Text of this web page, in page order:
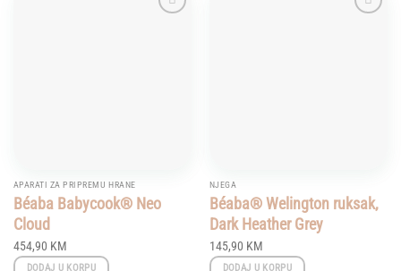
APARATI ZA PRIPREMU HRANE
Béaba Babycook® Neo
Cloud
454,90 KM
DODAJ U KORPU
NJEGA
Béaba® Welington ruksak,
Dark Heather Grey
145,90 KM
DODAJ U KORPU